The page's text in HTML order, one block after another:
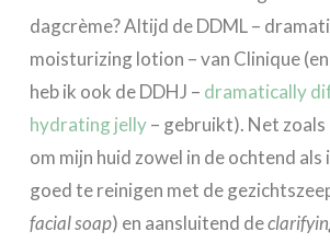
dagcrème? Altijd de DDML –
moisturizing lotion – van Clinique
heb ik ook de DDHJ – dramatically
hydrating jelly– gebruikt). Net zoals
om mijn huid zowel in de ochtend als
goed te reinigen met de
facial soap) en aansluitend de